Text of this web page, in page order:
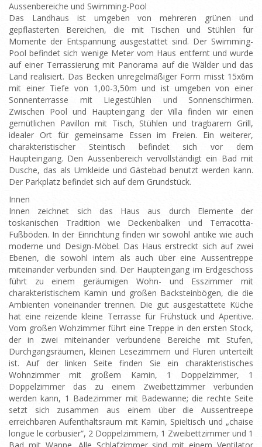
Aussenbereiche und Swimming-Pool
Das Landhaus ist umgeben von mehreren grünen und
gepflasterten Bereichen, die mit Tischen und Stühlen für
Momente der Entspannung ausgestattet sind. Der Swimming-
Pool befindet sich wenige Meter vom Haus entfernt und wurde
auf einer Terrassierung mit Panorama auf die Wälder und das
Land realisiert. Das Becken unregelmäßiger Form misst 15x6m
mit einer Tiefe von 1,00-3,50m und ist umgeben von einer
Sonnenterrasse mit Liegestühlen und Sonnenschirmen.
Zwischen Pool und Haupteingang der Villa finden wir einen
gemütlichen Pavillon mit Tisch, Stühlen und tragbarem Grill,
idealer Ort für gemeinsame Essen im Freien. Ein weiterer,
charakteristischer Steintisch befindet sich vor dem
Haupteingang. Den Aussenbereich vervollständigt ein Bad mit
Dusche, das als Umkleide und Gästebad benutzt werden kann.
Der Parkplatz befindet sich auf dem Grundstück.
Innen
Innen zeichnet sich das Haus aus durch Elemente der
toskanischen Tradition wie Deckenbalken und Terracotta-
Fußböden. In der Einrichtung finden wir sowohl antike wie auch
moderne und Design-Möbel. Das Haus erstreckt sich auf zwei
Ebenen, die sowohl intern als auch über eine Aussentreppe
miteinander verbunden sind. Der Haupteingang im Erdgeschoss
führt zu einem geräumigen Wohn- und Esszimmer mit
charakteristischem Kamin und großen Backsteinbögen, die die
Ambienten voneinander trennen. Die gut ausgestattete Küche
hat eine reizende kleine Terrasse für Frühstück und Aperitive.
Vom großen Wohzimmer führt eine Treppe in den ersten Stock,
der in zwei miteinander verbundene Bereiche mit Stufen,
Durchgangsräumen, kleinen Lesezimmern und Fluren unterteilt
ist. Auf der linken Seite finden Sie ein charakteristisches
Wohnzimmer mit großem Kamin, 1 Doppelzimmer, 1
Doppelzimmer das zu einem Zweibettzimmer verbunden
werden kann, 1 Badezimmer mit Badewanne; die rechte Seite
setzt sich zusammen aus einem über die Aussentreepe
erreichbaren Aufenthaltsraum mit Kamin, Spieltisch und „chaise
longue le corbusier“, 2 Doppelzimmern, 1 Zweibettzimmer und 1